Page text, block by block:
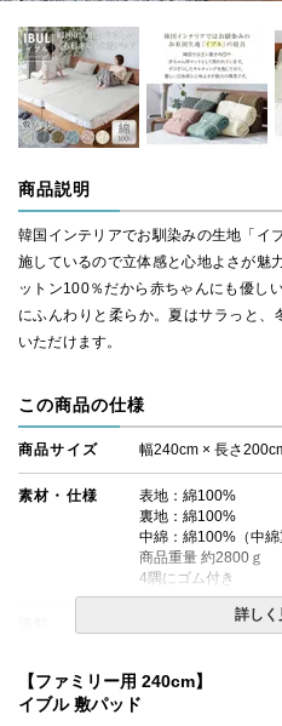
商品説明
韓国インテリアでお馴染みの生地「イ
施しているので立体感と心地よさが魅
ットン100％だから赤ちゃんにも優し
にふんわりと柔らか。夏はサラっと
いただけます。
この商品の仕様
商品サイズ 幅240cm × 長さ
素材・仕様
表地：綿100%
裏地：綿100%
中綿：綿100%（中綿
商品重量 約2800ｇ
4隅にゴム付き
生産国 中国（日本で企画し
備考
詳しく
【ファミリー用 240cm】
イブル 敷パッド